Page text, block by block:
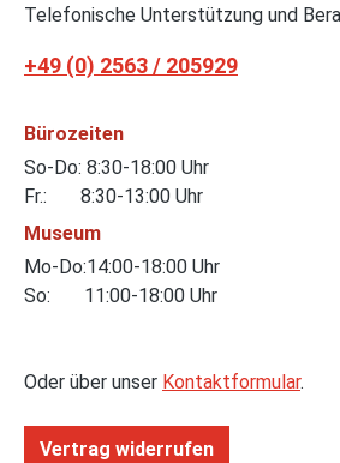
Telefonische Unterstützung und
+49 (0) 2563 / 205929
Bürozeiten
So-Do: 8:30-18:00 Uhr
Fr.: 8:30-13:00 Uhr
Museum
Mo-Do:14:00-18:00 Uhr
So: 11:00-18:00 Uhr
Oder über unser Kontaktformular.
Vertrag widerrufen